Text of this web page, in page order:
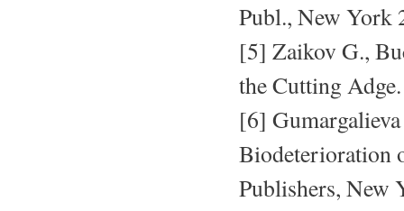
Publ., New York
[5] Zaikov G.,
the Cutting
[6]
Biodeterioration
Publishers, New